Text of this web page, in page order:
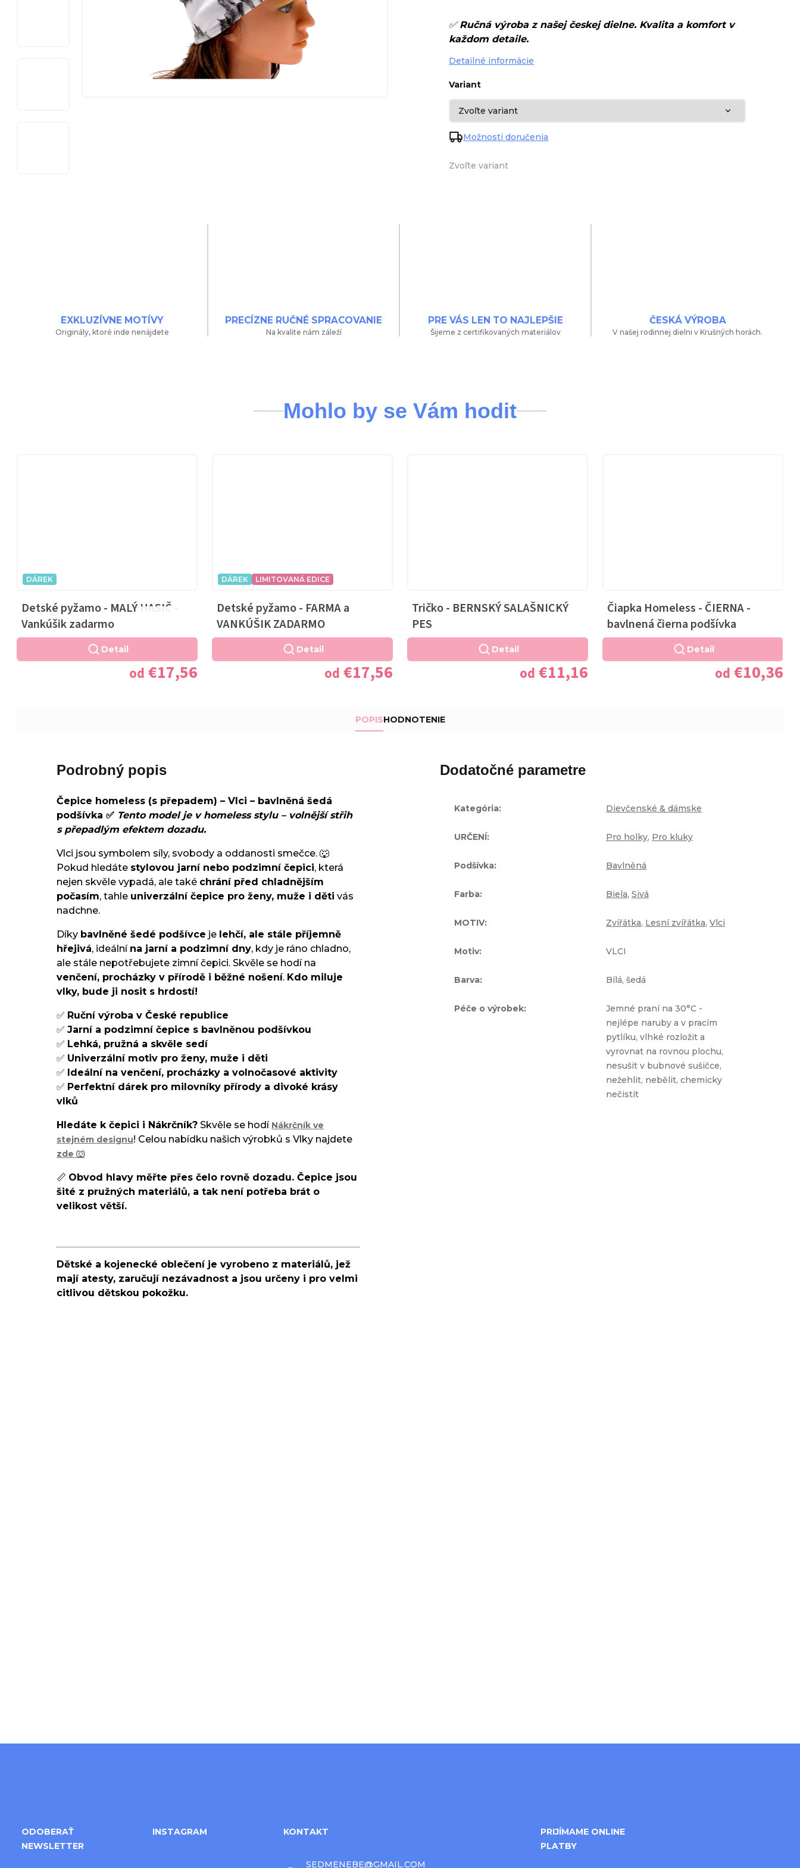
Zvoľte variant
Variant
Možnosti doručenia
✅Ručná výroba z našej českej dielne. Kvalita a komfort v
každom detaile.
Detailné informácie
EXKLUZÍVNE MOTÍVY
Originály, ktoré inde nenájdete
PRECÍZNE RUČNÉ SPRACOVANIE
Na kvalite nám záleží
PRE VÁS LEN TO NAJLEPŠIE
Šijeme z certifikovaných materiálov
ČESKÁ VÝROBA
V našej rodinnej dielni v Krušných horách.
Mohlo by se Vám hodit
DÁREK
Detské pyžamo - MALÝ HASIČ -
Vankúšik zadarmo
je
5,0
od €17,56
Detail
DÁREK LIMITOVANÁ EDICE
Detské pyžamo - FARMA a
VANKÚŠIK ZADARMO
od €17,56
Detail
Tričko - BERNSKÝ SALAŠNICKÝ
PES
od €11,16
Detail
Čiapka Homeless - ČIERNA -
bavlnená čierna podšívka
od €10,36
Detail
POPISHODNOTENIE
Podrobný popis
Čepice homeless (s přepadem) – Vlci – bavlněná šedá
podšívka ✅ Tento model je v homeless stylu – volnější střih
s přepadlým efektem dozadu.
Vlci jsou symbolem síly, svobody a oddanosti smečce. 🐺
Pokud hledáte stylovou jarní nebo podzimní čepici, která
nejen skvěle vypadá, ale také chrání před chladnějším
počasím, tahle univerzální čepice pro ženy, muže i děti vás
nadchne.
Díky bavlněné šedé podšívce je lehčí, ale stále příjemně
hřejivá, ideální na jarní a podzimní dny, kdy je ráno chladno,
ale stále nepotřebujete zimní čepici. Skvěle se hodí na
venčení, procházky v přírodě i běžné nošení. Kdo miluje
vlky, bude ji nosit s hrdostí!
✅ Ruční výroba v České republice
✅Jarní a podzimní čepice s bavlněnou podšívkou
✅ Lehká, pružná a skvěle sedí
✅ Univerzální motiv pro ženy, muže i děti
✅ Ideální na venčení, procházky a volnočasové aktivity
✅ Perfektní dárek pro milovníky přírody a divoké krásy
vlků
Hledáte k čepici i Nákrčník? Skvěle se hodí Nákrčník ve
stejném designu! Celou nabídku našich výrobků s Vlky najdete
zde 🐺
📏 Obvod hlavy měřte přes čelo rovně dozadu. Čepice jsou
šité z pružných materiálů, a tak není potřeba brát o
velikost větší.
Dětské a kojenecké oblečení je vyrobeno z materiálů, jež
mají atesty, zaručují nezávadnost a jsou určeny i pro velmi
citlivou dětskou pokožku.
Dodatočné parametre
Kategória: Dievčenské & dámske
URČENÍ: Pro holky, Pro kluky
Podšívka: Bavlněná
Farba: Biela, Sivá
MOTIV: Zvířátka, Lesní zvířátka, Vlci
Motiv: VLCI
Barva: Bílá, šedá
Péče o výrobek:
Jemné praní na 30°C -
nejlépe naruby a v pracím
pytlíku, vlhké rozložit a
vyrovnat na rovnou plochu,
nesušit v bubnové sušičce,
nežehlit, nebělit, chemicky
nečistit
ODOBERAŤ
NEWSLETTER
INSTAGRAM KONTAKT
SEDMENEBE@GMAIL.COM
PRIJÍMAME ONLINE
PLATBY